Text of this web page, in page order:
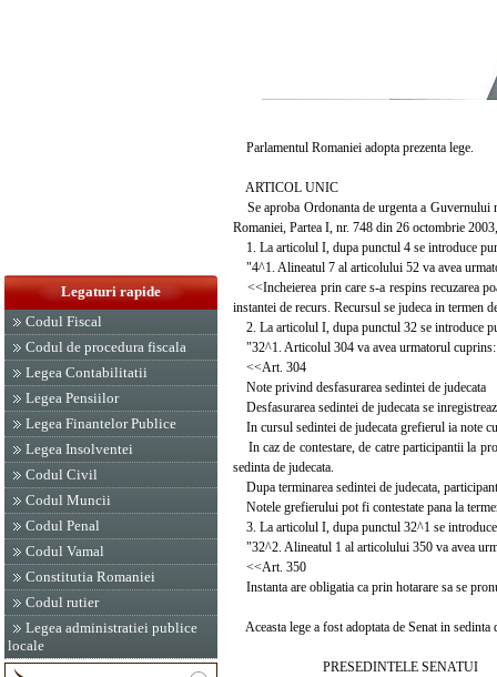
Legaturi rapide
Codul Fiscal
Codul de procedura fiscala
Legea Contabilitatii
Legea Pensiilor
Legea Finantelor Publice
Legea Insolventei
Codul Civil
Codul Muncii
Codul Penal
Codul Vamal
Constitutia Romaniei
Codul rutier
Legea administratiei publice
locale
Parlamentul Romaniei adopta prezenta lege.
ARTICOL UNIC
Se aproba Ordonanta de urgenta a
Romaniei, Partea I, nr. 748 din 26 octombrie
1. La articolul I, dupa punctul 4 se introduce
"4^1. Alineatul 7 al articolului 52 va avea
<<Incheierea prin care s-a respins recuzarea
instantei de recurs. Recursul se judeca in
2. La articolul I, dupa punctul 32 se introduce
"32^1. Articolul 304 va avea urmatorul cuprins:
<<Art. 304
Note privind desfasurarea sedintei de judecata
Desfasurarea sedintei de judecata se
In cursul sedintei de judecata grefierul ia note
In caz de contestare, de catre participantii la
sedinta de judecata.
Dupa terminarea sedintei de judecata,
Notele grefierului pot fi contestate pana la
3. La articolul I, dupa punctul 32^1 se
"32^2. Alineatul 1 al articolului 350 va avea
<<Art. 350
Instanta are obligatia ca prin hotarare sa se
Aceasta lege a fost adoptata de Senat in
PRESEDINTELE SENATUI